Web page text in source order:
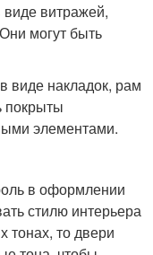
витражей,
могут быть
виде накладок, рам
покрыты
элементами.
в оформлении
стилю интерьера
то двери